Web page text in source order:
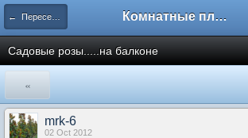
← Переселенцы поневоле Комнатные плодовые экзоты
Садовые розы.....на балконе
«
mrk-6
02 Oct 2012